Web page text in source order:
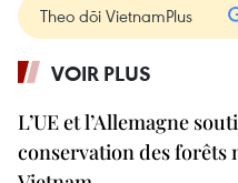
Theo dõi VietnamPlus
VOIR PLUS
L’UE et l’Allemagne
conservation des forêts